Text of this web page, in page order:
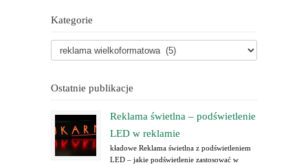
Kategorie
Ostatnie publikacje
Reklama świetlna – podświetlenie
LED w reklamie
kładowe Reklama świetlna z podświetleniem
LED – jakie podświetlenie zastosować w